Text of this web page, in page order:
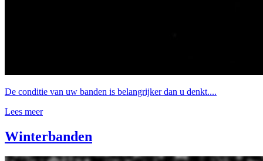
De conditie van uw banden is belangrijker dan u denkt....
Lees meer
Winterbanden